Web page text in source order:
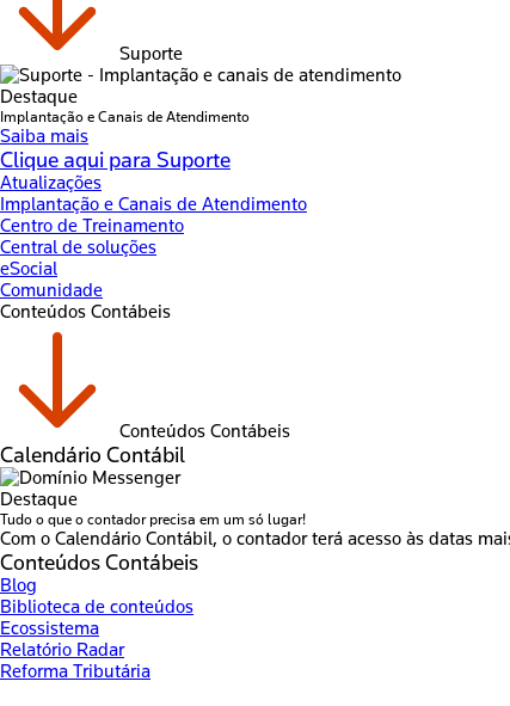
Suporte
Destaque
Implantação e Canais de Atendimento
Saiba mais
Clique aqui para Suporte
Atualizações
Implantação e Canais de Atendimento
Centro de Treinamento
Central de soluções
eSocial
Comunidade
Conteúdos Contábeis
Conteúdos Contábeis
Calendário Contábil
Destaque
Tudo o que o contador precisa em um só lugar!
Com o Calendário Contábil, o contador terá acesso às datas
Conteúdos Contábeis
Blog
Biblioteca de conteúdos
Ecossistema
Relatório Radar
Reforma Tributária